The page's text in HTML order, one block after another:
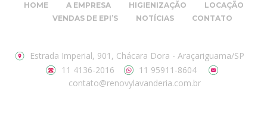
HOME A EMPRESA HIGIENIZAÇÃO
LOCAÇÃO
VENDAS DE EPI’S
NOTÍCIAS CONTATO
Estrada Imperial, 901, Chácara Dora - Araçariguama/SP
11 4136-2016
11 95911-8604
contato@renovylavanderia.com.br